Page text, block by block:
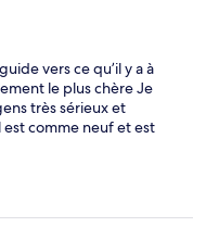
vers ce qu’il y a à
le plus chère Je
très sérieux et
est comme neuf et est